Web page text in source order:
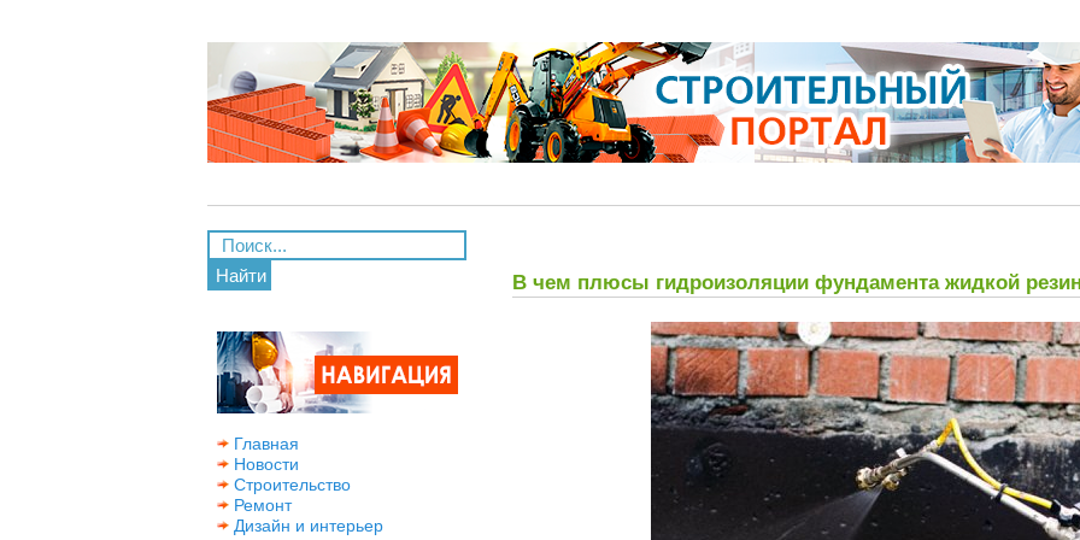
Найти
Главная
Новости
Строительство
Ремонт
Дизайн и интерьер
В чем плюсы гидроизоляции фундамента жидкой